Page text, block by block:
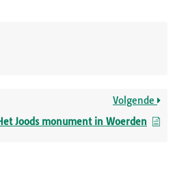
Volgende
Joods monument in Woerden